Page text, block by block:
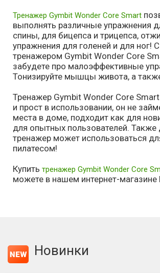
Тренажер Gymbit Wonder Core Smart
выполнять различные упражнения
спины, для бицепса и трицепса,
упражнения для голеней и для ног! С
тренажером Gymbit Wonder Core
забудете про малоэффективные
Тонизируйте мышцы живота, а
Тренажер Gymbit Wonder Core
и прост в использовании, он не
места в доме, подходит как для
для опытных пользователей. Также
тренажер может использоваться
пилатесом!
Купить тренажер Gymbit Wonder Core
можете в нашем интернет-магазине
Новинки